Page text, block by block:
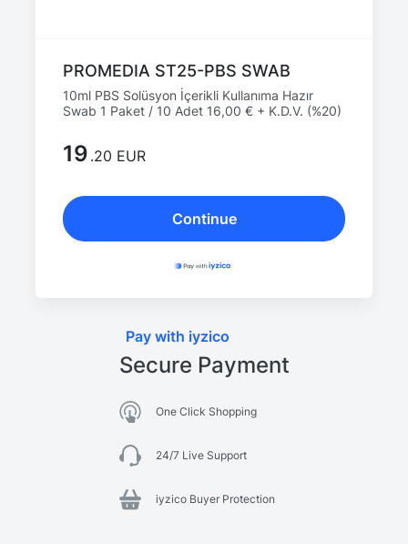
PROMEDIA ST25-PBS SWAB
10ml PBS Solüsyon İçerikli Kullanıma Hazır
Swab 1 Paket / 10 Adet 16,00 € + K.D.V. (%20)
19 .20 EUR
Continue
Pay with iyzico
Secure Payment
One Click Shopping
24/7 Live Support
iyzico Buyer Protection